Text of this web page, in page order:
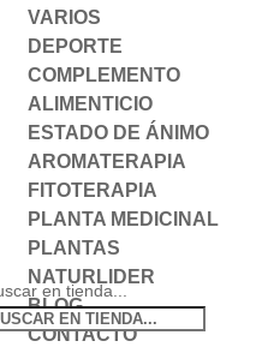
VARIOS
DEPORTE
COMPLEMENTO
ALIMENTICIO
ESTADO DE ÁNIMO
AROMATERAPIA
FITOTERAPIA
PLANTA MEDICINAL
PLANTAS
NATURLIDER
BLOG
CONTACTO
en tienda...